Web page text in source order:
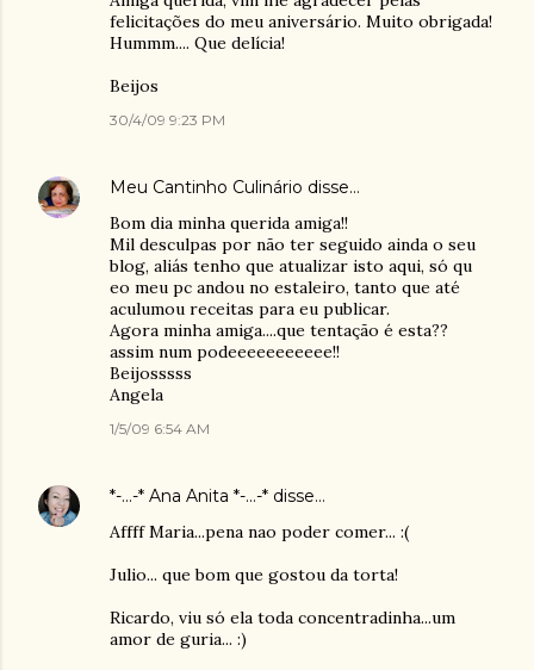
felicitações do meu aniversário. Muito obrigada!
Hummm.... Que delícia!
Beijos
30/4/09 9:23 PM
Meu Cantinho Culinário disse…
Bom dia minha querida amiga!!
Mil desculpas por não ter seguido ainda o seu
blog, aliás tenho que atualizar isto aqui, só qu
eo meu pc andou no estaleiro, tanto que até
aculumou receitas para eu publicar.
Agora minha amiga....que tentação é esta??
assim num podeeeeeeeeeee!!
Beijosssss
Angela
1/5/09 6:54 AM
*-...-* Ana Anita *-...-* disse…
Affff Maria...pena nao poder comer... :(
Julio... que bom que gostou da torta!
Ricardo, viu só ela toda concentradinha...um
amor de guria... :)